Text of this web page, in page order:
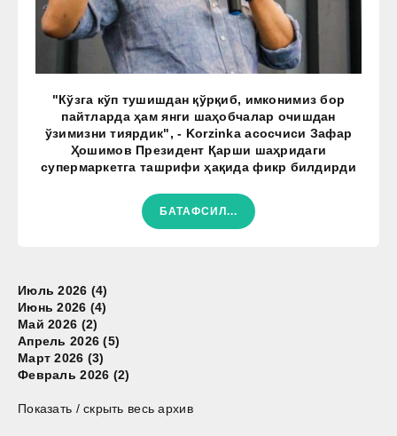
"Кўзга кўп тушишдан қўрқиб, имконимиз бор
пайтларда ҳам янги шаҳобчалар очишдан
ўзимизни тиярдик", - Korzinka асосчиси Зафар
Ҳошимов Президент Қарши шаҳридаги
супермаркетга ташрифи ҳақида фикр билдирди
БАТАФСИЛ...
Июль 2026 (4)
Июнь 2026 (4)
Май 2026 (2)
Апрель 2026 (5)
Март 2026 (3)
Февраль 2026 (2)
Показать / скрыть весь архив